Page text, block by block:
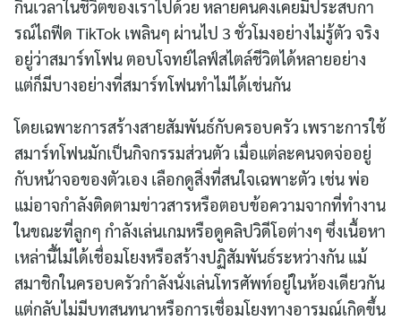
กินเวลาในชีวิตของเราไปด้วย หลายคนคงเคยมีประสบกา
รณ์ไถฟีด TikTok เพลินๆ ผ่านไป 3 ชั่วโมงอย่างไม่รู้ตัว จริง
อยู่ว่าสมาร์ทโฟน ตอบโจทย์ไลฟ์สไตล์ชีวิตได้หลายอย่าง
แต่ก็มีบางอย่างที่สมาร์ทโฟนทำไม่ได้เช่นกัน
โดยเฉพาะการสร้างสายสัมพันธ์กับครอบครัว เพราะการใช้
สมาร์ทโฟนมักเป็นกิจกรรมส่วนตัว เมื่อแต่ละคนจดจ่ออยู่
กับหน้าจอของตัวเอง เลือกดูสิ่งที่สนใจเฉพาะตัว เช่น พ่อ
แม่อาจกำลังติดตามข่าวสารหรือตอบข้อความจากที่ทำงาน
ในขณะที่ลูกๆ กำลังเล่นเกมหรือดูคลิปวิดีโอต่างๆ ซึ่งเนื้อหา
เหล่านี้ไม่ได้เชื่อมโยงหรือสร้างปฏิสัมพันธ์ระหว่างกัน แม้
สมาชิกในครอบครัวกำลังนั่งเล่นโทรศัพท์อยู่ในห้องเดียวกัน
แต่กลับไม่มีบทสนทนาหรือการเชื่อมโยงทางอารมณ์เกิดขึ้น